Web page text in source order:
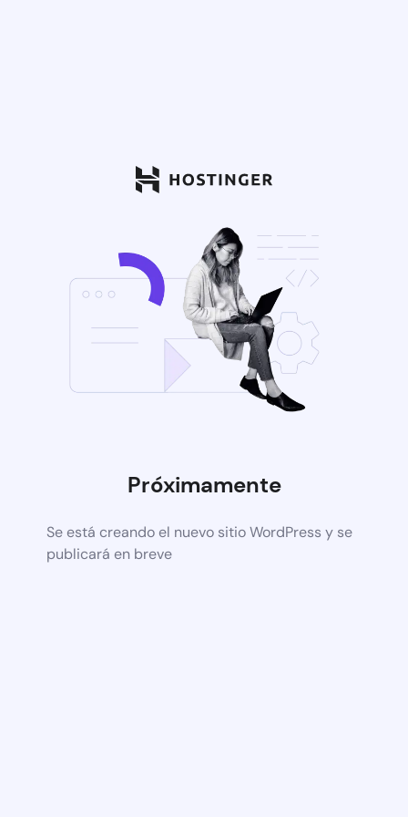
Próximamente
Se está creando el nuevo sitio WordPress y se
publicará en breve